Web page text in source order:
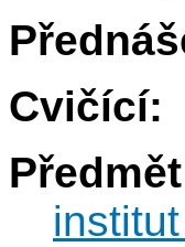
Cvičící: